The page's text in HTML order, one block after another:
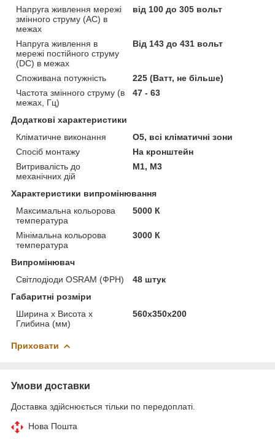
Напруга живлення мережі
змінного струму (АС) в
межах
від 100 до 305 вольт
Напруга живлення в
мережі постійного струму
(DC) в межах
Від 143 до 431 вольт
Споживана потужність
225 (Ватт, не більше)
Частота змінного струму (в
межах, Гц)
47 - 63
Додаткові характеристики
Кліматичне виконання
О5, всі кліматичні зони
Спосіб монтажу
На кронштейн
Витривалість до
механічних дій
М1, М3
Характеристики випромінювання
Максимальна кольорова
температура
5000 К
Мінімальна кольорова
температура
3000 К
Випромінювач
Світлодіоди OSRAM (ФРН)
48 штук
Габаритні розміри
Ширина х Висота х
Глибина (мм)
560х350х200
Приховати
Умови доставки
Доставка здійснюється тільки по передоплаті.
Нова Пошта